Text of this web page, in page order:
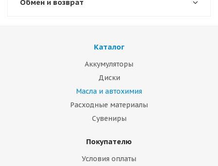
Обмен и возврат
Каталог
Аккумуляторы
Диски
Масла и автохимия
Расходные материалы
Сувениры
Покупателю
Условия оплаты